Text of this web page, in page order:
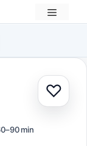
Menü
♡Zur
min